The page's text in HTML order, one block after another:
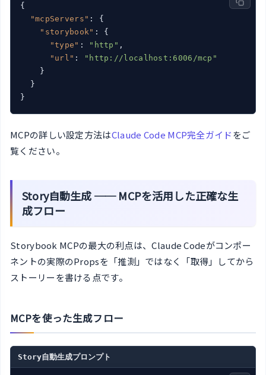
{
"mcpServers" : {
"storybook" : {
"type" : "http" ,
"url" :
"http://localhost:6006/mcp"
    }
  }
}
MCPの詳しい設定方法はClaude Code MCP完全ガイドをご
覧ください。
Story自動生成 ── MCPを活用した正確な生
成フロー
Storybook MCPの最大の利点は、Claude Codeがコンポー
ネントの実際のPropsを「推測」ではなく「取得」してから
ストーリーを書ける点です。
MCPを使った生成フロー
Story自動生成プロンプト